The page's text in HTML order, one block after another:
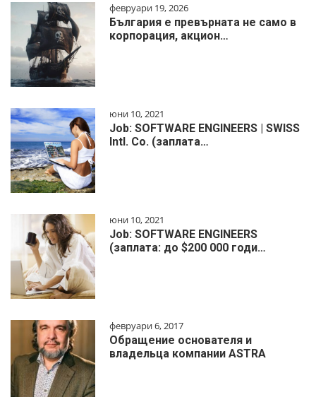
февруари 19, 2026
България е превърната не само в
корпорация, акцион…
юни 10, 2021
Job: SOFTWARE ENGINEERS | SWISS
Intl. Co. (заплата…
юни 10, 2021
Job: SOFTWARE ENGINEERS
(заплата: до $200 000 годи…
февруари 6, 2017
Обращение основателя и
владельца компании ASTRA